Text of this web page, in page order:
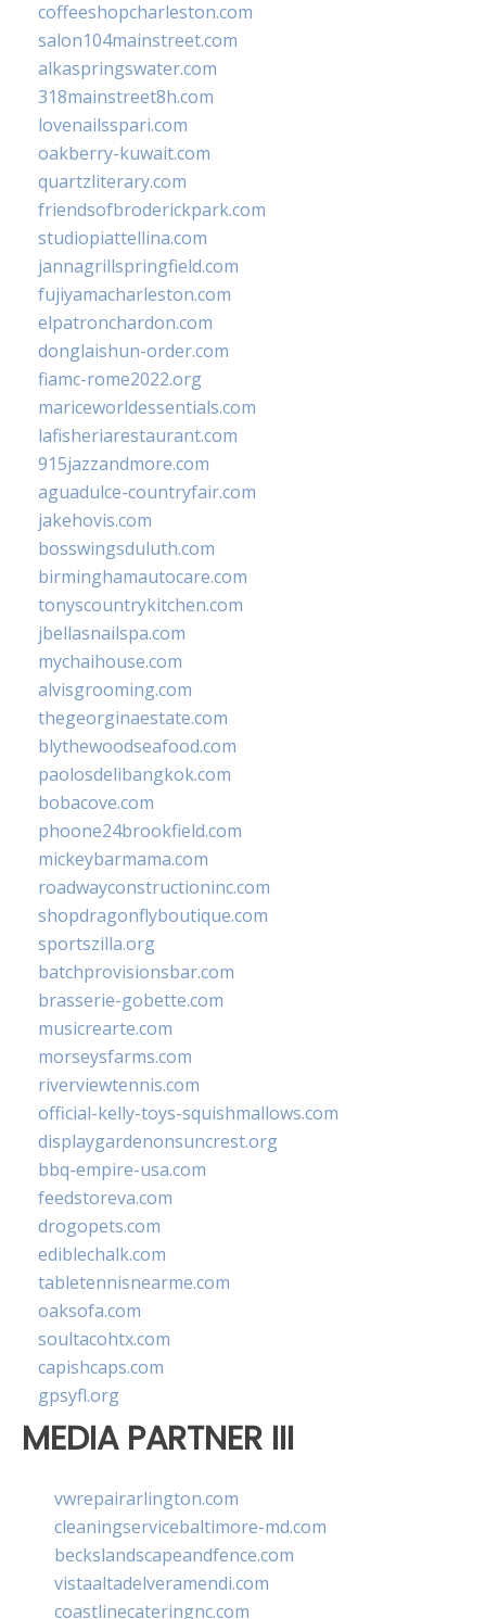
coffeeshopcharleston.com
salon104mainstreet.com
alkaspringswater.com
318mainstreet8h.com
lovenailsspari.com
oakberry-kuwait.com
quartzliterary.com
friendsofbroderickpark.com
studiopiattellina.com
jannagrillspringfield.com
fujiyamacharleston.com
elpatronchardon.com
donglaishun-order.com
fiamc-rome2022.org
mariceworldessentials.com
lafisheriarestaurant.com
915jazzandmore.com
aguadulce-countryfair.com
jakehovis.com
bosswingsduluth.com
birminghamautocare.com
tonyscountrykitchen.com
jbellasnailspa.com
mychaihouse.com
alvisgrooming.com
thegeorginaestate.com
blythewoodseafood.com
paolosdelibangkok.com
bobacove.com
phoone24brookfield.com
mickeybarmama.com
roadwayconstructioninc.com
shopdragonflyboutique.com
sportszilla.org
batchprovisionsbar.com
brasserie-gobette.com
musicrearte.com
morseysfarms.com
riverviewtennis.com
official-kelly-toys-squishmallows.com
displaygardenonsuncrest.org
bbq-empire-usa.com
feedstoreva.com
drogopets.com
ediblechalk.com
tabletennisnearme.com
oaksofa.com
soultacohtx.com
capishcaps.com
gpsyfl.org
MEDIA PARTNER III
vwrepairarlington.com
cleaningservicebaltimore-md.com
beckslandscapeandfence.com
vistaaltadelveramendi.com
coastlinecateringnc.com